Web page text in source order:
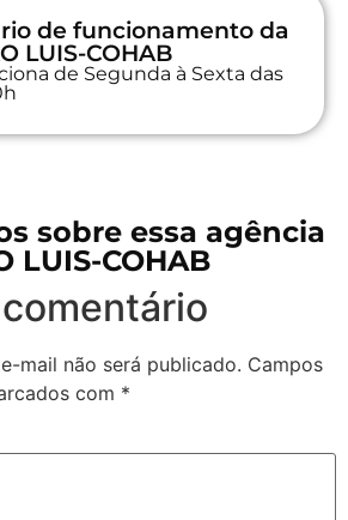
de funcionamento da
LUIS-COHAB
de Segunda à Sexta das
sobre essa agência
LUIS-COHAB
mail não será publicado. Campos
com *